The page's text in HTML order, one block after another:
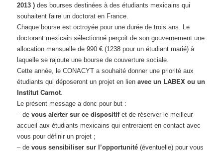
2013) des bourses destinées à des étudiants mexicains qui
souhaitent faire un doctorat en France.
Chaque bourse est octroyée pour une durée de trois ans. Le
doctorant mexicain sélectionné perçoit de son gouvernement une
allocation mensuelle de 990 € (1238 pour un étudiant marié) à
laquelle se rajoute une bourse de couverture sociale.
Cette année, le CONACYT a souhaité donner une priorité aux
étudiants qui déposeront un projet en lienavec un LABEX ou un
Institut Carnot.
Le présent message a donc pour but :
– devous alerter sur ce dispositif et de réserver le meilleur
accueil aux étudiants mexicains qui entreraient en contact avec
vous pour définir un projet ;
– devous sensibiliser sur l’opportunité (éventuelle) pour vous